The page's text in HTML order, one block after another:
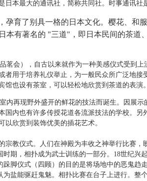
日本最大的通讯社，简称共同社。时事通讯社
孕育了别具一格的日本文化。樱花、和
本有著名的 "三道"，即日本民间的茶道
茗会），自古以来就作为一种美感仪式受到
者用于培养礼仪举止，为一般民众所广泛地接
馆也设有茶室，可以轻松地欣赏到茶道的表演。
内再现野外盛开的鲜花的技法而诞生。因展
国内也有许多传授花道各流派技法的学校。另
以欣赏到装饰优美的插花艺术。
宗教仪式。人们在神殿为丰收之神举行比赛
时期，相扑成为武士训练的一部分。18世纪
跺脚仪式（四顾）的目的是将场地中的恶鬼趋
为盐能驱赶鬼魅。相扑比赛在台子上进行。整